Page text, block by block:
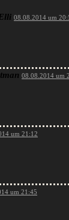
08.08.2014 um
08.08.2014 um
um 21:12
um 21:45